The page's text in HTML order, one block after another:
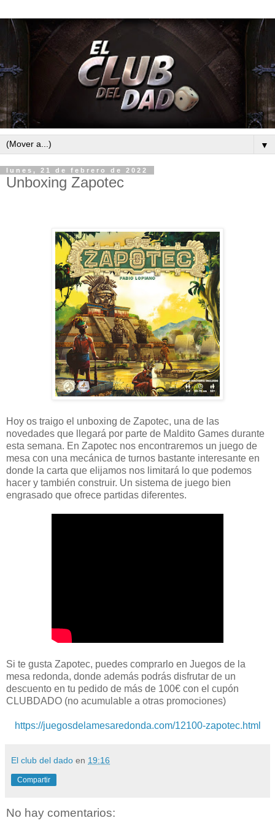
▼
lunes, 21 de febrero de 2022
Unboxing Zapotec
Hoy os traigo el unboxing de Zapotec, una de las
novedades que llegará por parte de Maldito Games durante
esta semana. En Zapotec nos encontraremos un juego de
mesa con una mecánica de turnos bastante interesante en
donde la carta que elijamos nos limitará lo que podemos
hacer y también construir. Un sistema de juego bien
engrasado que ofrece partidas diferentes.
Si te gusta Zapotec, puedes comprarlo en Juegos de la
mesa redonda, donde además podrás disfrutar de un
descuento en tu pedido de más de 100€ con el cupón
CLUBDADO (no acumulable a otras promociones)
https://juegosdelamesaredonda.com/12100-zapotec.html
El club del dado en 19:16
Compartir
No hay comentarios: